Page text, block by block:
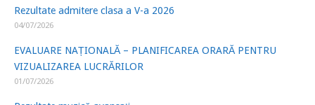
Rezultate admitere clasa a V-a 2026
04/07/2026
EVALUARE NAȚIONALĂ – PLANIFICAREA ORARĂ PENTRU
VIZUALIZAREA LUCRĂRILOR
01/07/2026